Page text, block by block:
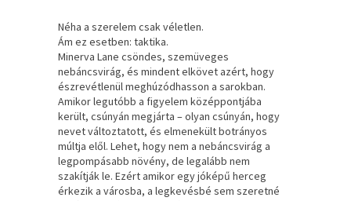
Néha a szerelem csak véletlen.
Ám ez esetben: taktika.
Minerva Lane csöndes, szemüveges
nebáncsvirág, és mindent elkövet azért, hogy
észrevétlenül meghúzódhasson a sarokban.
Amikor legutóbb a figyelem középpontjába
került, csúnyán megjárta – olyan csúnyán, hogy
nevet változtatott, és elmenekült botrányos
múltja elől. Lehet, hogy nem a nebáncsvirág a
legpompásabb növény, de legalább nem
szakítják le. Ezért amikor egy jóképű herceg
érkezik a városba, a legkevésbé sem szeretné